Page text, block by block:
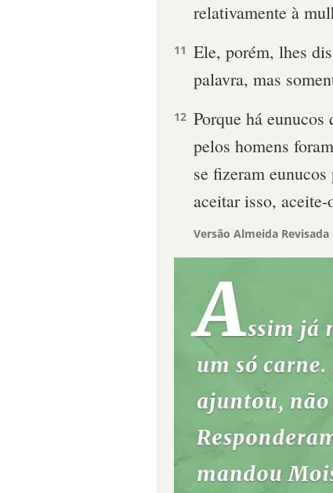
relativamente à
11 Ele, porém, lhes
palavra, mas
12 Porque há eunucos
pelos homens
se fizeram
aceitar isso, aceite-
Versão Almeida